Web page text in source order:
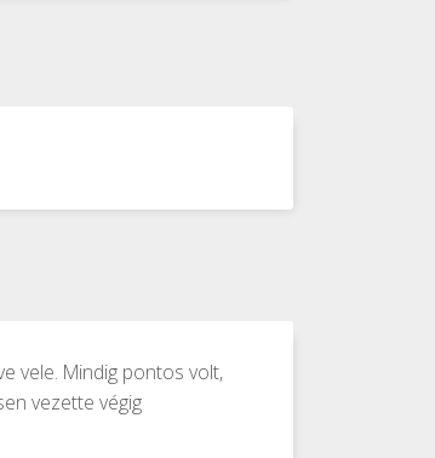
vele. Mindig pontos volt,
vezette végig